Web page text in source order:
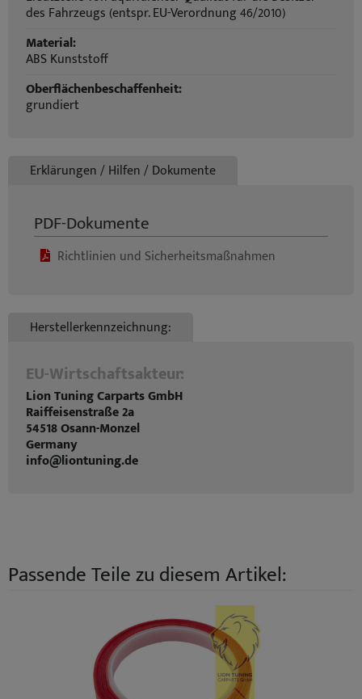
des Fahrzeugs (entspr. EU-Verordnung 46/2010)
Material:
ABS Kunststoff
Oberflächenbeschaffenheit:
grundiert
Erklärungen / Hilfen / Dokumente
PDF-Dokumente
Richtlinien und Sicherheitsmaßnahmen
Herstellerkennzeichnung:
EU-Wirtschaftsakteur:
Lion Tuning Carparts GmbH
Raiffeisenstraße 2a
54518 Osann-Monzel
Germany
info@liontuning.de
Passende Teile zu diesem Artikel: